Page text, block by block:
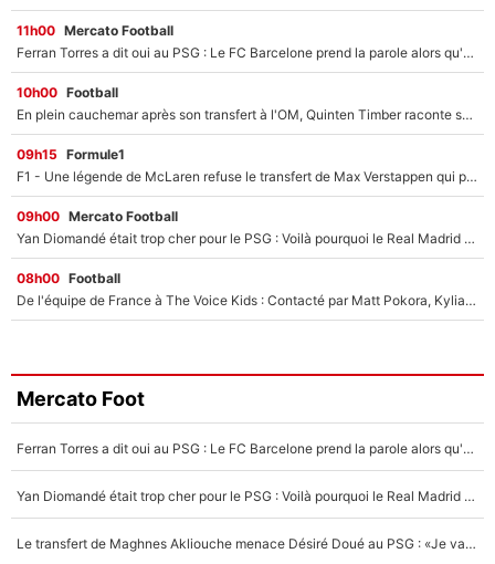
11h00 Mercato Football
Ferran Torres a dit oui au PSG : Le FC Barcelone prend la parole alors qu'un transfert de l'attaquant espagnol prend forme
10h00 Football
En plein cauchemar après son transfert à l'OM, Quinten Timber raconte ses doutes après sa signature à Marseille
09h15 Formule1
F1 - Une légende de McLaren refuse le transfert de Max Verstappen qui pourrait «faire des vagues» et plomber l'ambiance dans l'équipe
09h00 Mercato Football
Yan Diomandé était trop cher pour le PSG : Voilà pourquoi le Real Madrid a accepté de payer la somme record de 140M€ pour boucler son transfert !
08h00 Football
De l'équipe de France à The Voice Kids : Contacté par Matt Pokora, Kylian Mbappé a accepté de jouer un rôle inédit sur TF1 !
Mercato Foot
Ferran Torres a dit oui au PSG : Le FC Barcelone prend la parole alors qu'un transfert de l'attaquant espagnol prend forme
Yan Diomandé était trop cher pour le PSG : Voilà pourquoi le Real Madrid a accepté de payer la somme record de 140M€ pour boucler son transfert !
Le transfert de Maghnes Akliouche menace Désiré Doué au PSG : «Je valide à 200%»